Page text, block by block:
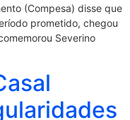
(Compesa) disse que
prometido, chegou
Severino